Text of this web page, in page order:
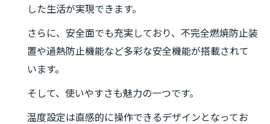
した生活が実現できます。
さらに、安全面でも充実しており、不完全燃焼防止装
置や過熱防止機能など多彩な安全機能が搭載されて
います。
そして、使いやすさも魅力の一つです。
温度設定は直感的に操作できるデザインとなってお